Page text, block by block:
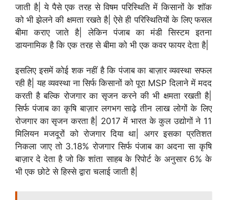
जाती है| ये पैसे एक तरह से विषम परिस्थिति में किसानों के शॉक
को भी झेलने की क्षमता रखते है| ऐसे ही परिस्थितियों के लिए फसल
बीमा कराए जाते है| लेकिन पंजाब का मंडी सिस्टम इतना
डायनामिक है कि एक तरह से बीमा को भी एक कवर फायर देता है|
इसलिए इसमें कोई शक नहीं है कि पंजाब का बाज़ार व्यवस्था सफल
रही है| यह व्यवस्था ना सिर्फ किसानों को पूरा MSP दिलाने में मदद
करती है बल्कि रोजगार का सृजन करने की भी क्षमता रखती है|
सिर्फ पंजाब का कृषि बाज़ार लगभग साढ़े तीन लाख लोगों के लिए
रोजगार का सृजन करता है| 2017 में भारत के कुल उद्योगों ने 11
मिलियन मजदूरों को रोजगार दिया था| अगर इसका प्रतिशत
निकला जाए तो 3.18% रोजगार सिर्फ पंजाब का अदना सा कृषि
बाज़ार दे देता है जो कि शांता साहब के रिपोर्ट के अनुसार 6% के
भी एक छोटे से हिस्से द्वारा चलाई जाती है|